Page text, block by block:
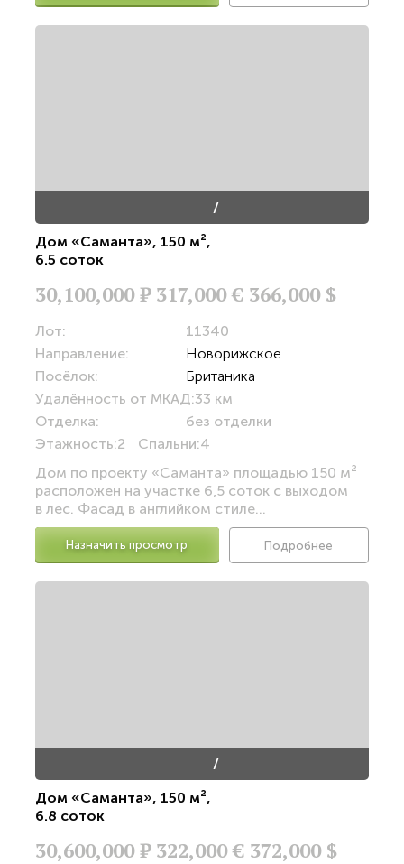
/
Дом «Саманта», 150 м²,
6.5 соток
30,100,000Р 317,000 € 366,000 $
Лот:
11340
Направление:
Новорижское
Посёлок:
Британика
Удалённость от МКАД:33 км
Отделка:
без отделки
Этажность:2 Спальни:4
Дом по проекту «Саманта» площадью 150 м²
расположен на участке 6,5 соток с выходом
в лес. Фасад в английком стиле...
Назначить просмотр Подробнее
/
Дом «Саманта», 150 м²,
6.8 соток
30,600,000Р 322,000 € 372,000 $